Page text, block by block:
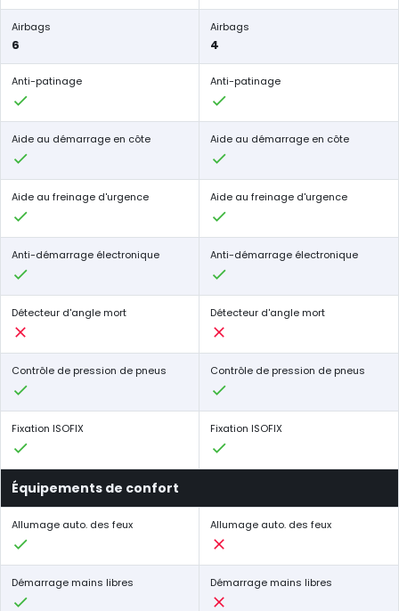
Airbags
6
Airbags
4
Anti-patinage Anti-patinage
Aide au démarrage en côte Aide au démarrage en côte
Aide au freinage d'urgence Aide au freinage d'urgence
Anti-démarrage électronique Anti-démarrage électronique
Détecteur d'angle mort Détecteur d'angle mort
Contrôle de pression de pneus Contrôle de pression de pneus
Fixation ISOFIX Fixation ISOFIX
Équipements de confort
Allumage auto. des feux Allumage auto. des feux
Démarrage mains libres Démarrage mains libres